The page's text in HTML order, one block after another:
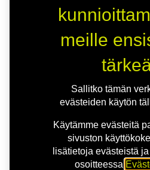
meille
Sallitko tämän
evästeiden käytön
Käytämme evästeitä
sivuston
lisätietoja evästeistä
osoitteessa